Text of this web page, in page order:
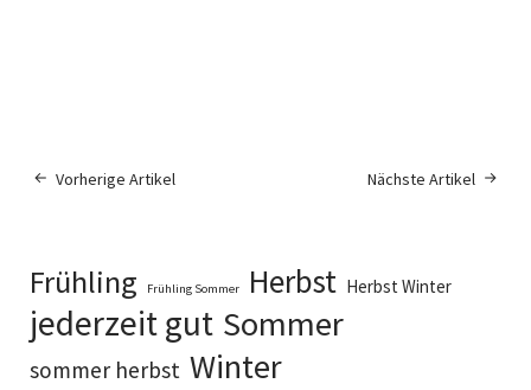
Vorherige Artikel Nächste Artikel
Frühling Frühling Sommer Herbst Herbst Winter
jederzeit gut Sommer
sommer herbst Winter